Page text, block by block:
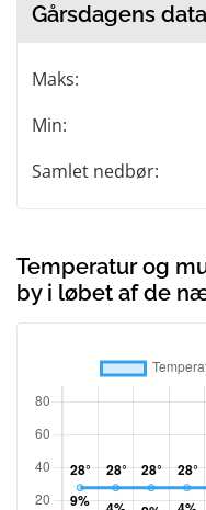
Gårsdagens data
Maks:
Min:
Samlet nedbør:
Temperatur og
by i løbet af de